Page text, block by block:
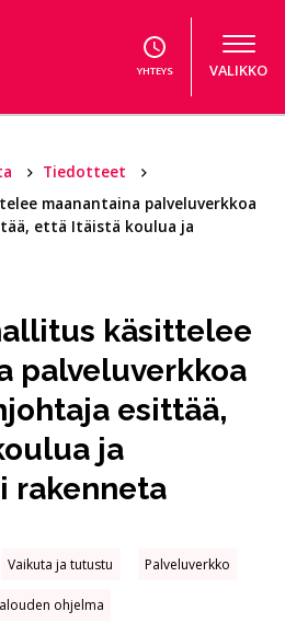
YHTEYS VALIKKO
Tiedotteet
maanantaina palveluverkkoa
että Itäistä koulua ja
käsittelee
palveluverkkoa
esittää,
ja
rakenneta
Vaikuta ja tutustu Palveluverkko
ohjelma